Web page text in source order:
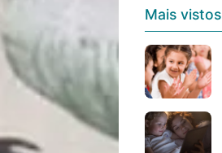
Mais vistos